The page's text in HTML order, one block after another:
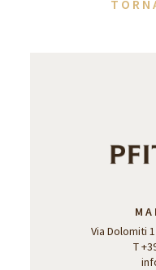
Via Dolomiti
T